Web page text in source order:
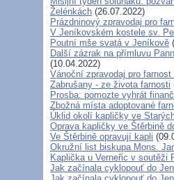
Želénkách (26.07.2022)
Prázdninový zpravodaj pro
V Jeníkovském kostele sv.
Poutní mše svatá v Jeníkově
Další zázrak na přímluvu
(10.04.2022)
Vánoční zpravodaj pro
Zabrušany - ze života farnosti
Prosba: pomozte vyhrát
Zbožná místa adoptované
Úklid okolí kapličky ve
Oprava kapličky ve Štěrbině
Ve Štěrbině opravují kapli
Okružní list biskupa Mons.
Kaplička u Verneřic v soutěži
Jak začínala cyklopouť do